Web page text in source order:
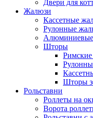
Двери для
Жалюзи
Кассетные
Рулонные
Шторы
Шторы
Рольставни
Роллеты на
Ворота